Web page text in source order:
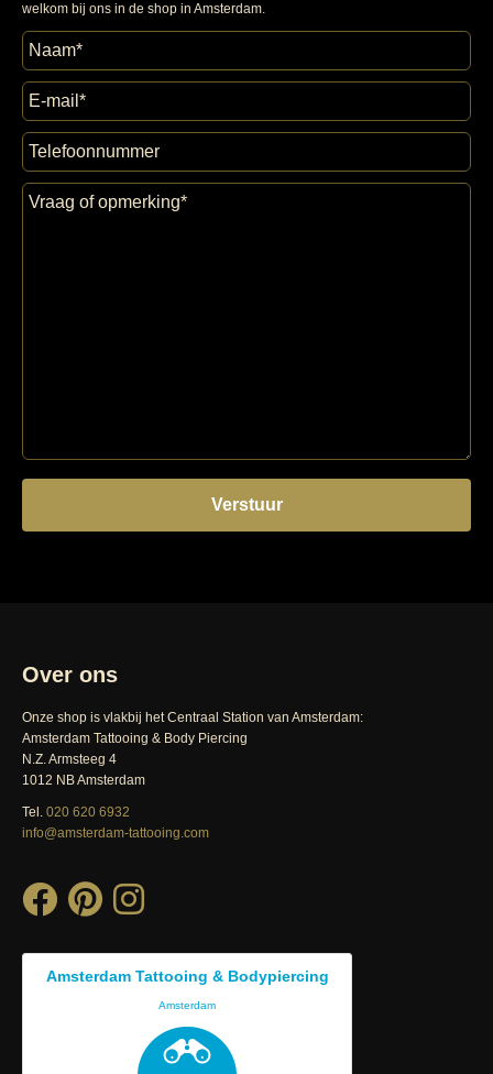
welkom bij ons in de shop in Amsterdam.
Over ons
Onze shop is vlakbij het Centraal Station van Amsterdam:
Amsterdam Tattooing & Body Piercing
N.Z. Armsteeg 4
1012 NB Amsterdam
Tel. 020 620 6932
info@amsterdam-tattooing.com
Amsterdam Tattooing & Bodypiercing
Amsterdam